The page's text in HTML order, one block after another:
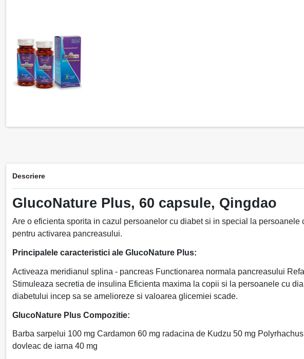
Descriere
GlucoNature Plus, 60 capsule, Qingdao
Are o eficienta sporita in cazul persoanelor cu diabet si in special la persoanele
pentru activarea pancreasului.
Principalele caracteristici ale GlucoNature Plus:
Activeaza meridianul splina - pancreas Functionarea normala pancreasului
Stimuleaza secretia de insulina Eficienta maxima la copii si la persoanele cu
diabetului incep sa se amelioreze si valoarea glicemiei scade.
GlucoNature Plus Compozitie:
Barba sarpelui 100 mg Cardamon 60 mg radacina de Kudzu 50 mg
dovleac de iarna 40 mg